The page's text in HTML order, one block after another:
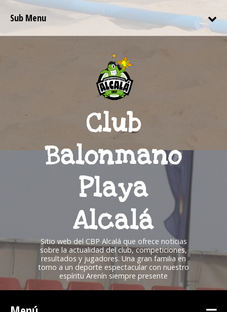
Sub Menu
Club
Balonmano
Playa
Alcalá
Sitio web del CBP Alcalá que ofrece noticias
sobre la actualidad del club, competiciones,
resultados y jugadores. Una gran familia en
torno a un deporte espectacular con nuestro
espíritu Arenín siempre presente